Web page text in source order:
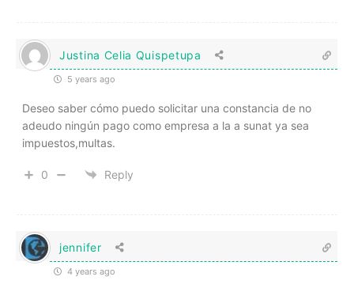
Justina Celia Quispetupa
5 years ago
Deseo saber cómo puedo solicitar una constancia de no
adeudo ningún pago como empresa a la a sunat ya sea
impuestos,multas.
0 Reply
jennifer
4 years ago